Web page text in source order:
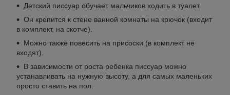
Детский писсуар обучает мальчиков ходить в туалет.
Он крепится к стене ванной комнаты на крючок (входит
в комплект, на скотче).
Можно также повесить на присоски (в комплект не
входят).
В зависимости от роста ребенка писсуар можно
устанавливать на нужную высоту, а для самых маленьких
просто ставить на пол.